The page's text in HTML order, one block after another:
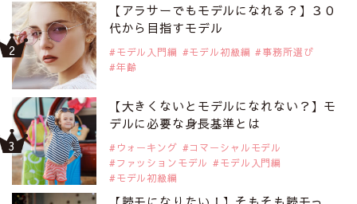
【アラサーでもモデルになれる？】３０
代から目指すモデル
モデル入門編 モデル初級編
事務所選び
年齢
【大きくないとモデルになれない？】モ
デルに必要な身長基準とは
ウォーキング
コマーシャルモデル
ファッションモデル
モデル入門編
モデル初級編